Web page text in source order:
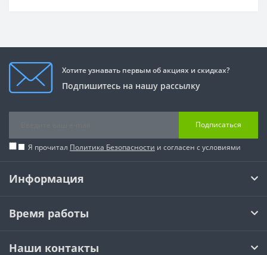
Хотите узнавать первым об акциях и скидках?
Подпишитесь на нашу рассылку
Подписаться
Я прочитал Политика Безопасности и согласен с условиями
Информация
Время работы
Наши контакты